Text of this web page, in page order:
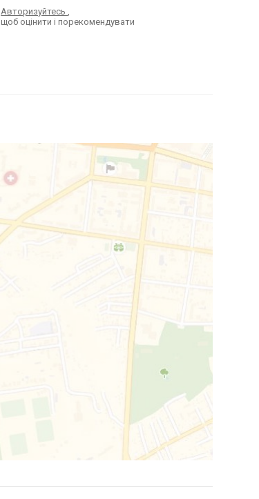
Авторизуйтесь,
щоб оцінити і порекомендувати